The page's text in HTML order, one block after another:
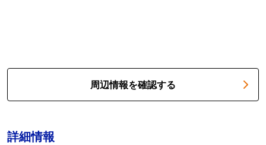
周辺情報を確認する
詳細情報